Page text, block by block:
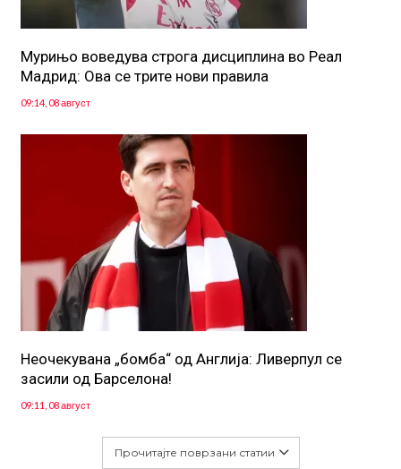
Мурињо воведува строга дисциплина во Реал
Мадрид: Ова се трите нови правила
09:14, 08 август
Неочекувана „бомба“ од Англија: Ливерпул се
засили од Барселона!
09:11, 08 август
Прочитајте поврзани статии